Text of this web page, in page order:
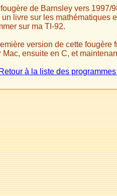
de Barnsley vers 1997/
livre sur les mathématiques
sur ma TI-92.
version de cette
ensuite en C, et
Retour à la liste des